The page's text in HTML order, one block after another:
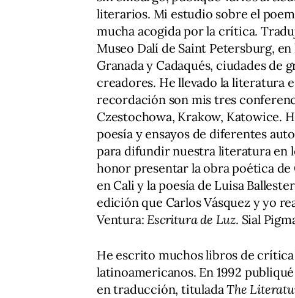
literarios. Mi estudio sobre el
mucha acogida por la crítica.
Museo Dalí de Saint Petersburg,
Granada y Cadaqués, ciudades de
creadores. He llevado la literatura
recordación son mis tres
Czestochowa, Krakow, Katowice.
poesía y ensayos de diferentes
para difundir nuestra literatura en
honor presentar la obra poética de
en Cali y la poesía de Luisa
edición que Carlos Vásquez y yo
Ventura:Escritura de Luz. Sial
He escrito muchos libros de
latinoamericanos. En 1992
en traducción, tituladaThe